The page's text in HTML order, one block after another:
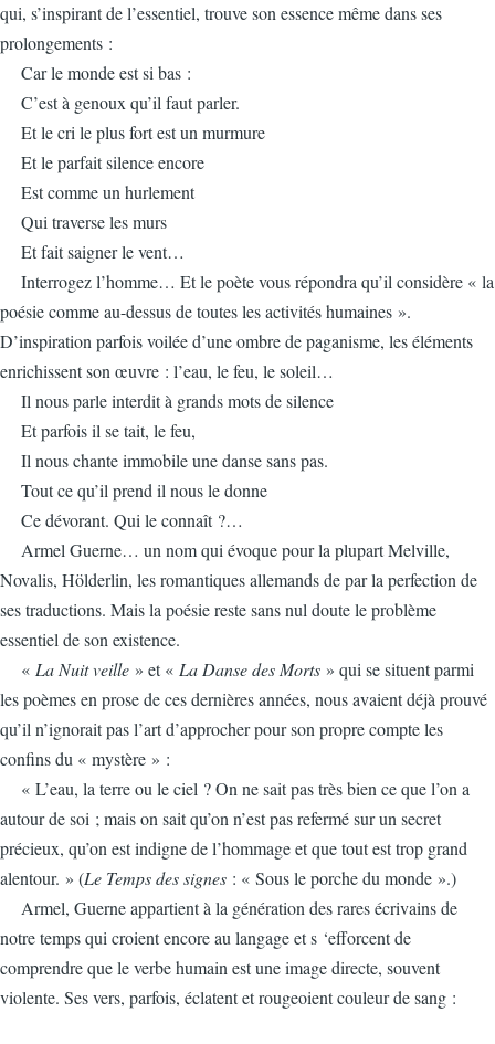
qui, s’inspirant de l’essentiel, trouve son essence même dans ses
prolongements :
Car le monde est si bas :
C’est à genoux qu’il faut parler.
Et le cri le plus fort est un murmure
Et le parfait silence encore
Est comme un hurlement
Qui traverse les murs
Et fait saigner le vent…
Interrogez l’homme… Et le poète vous répondra qu’il considère « la
poésie comme au-dessus de toutes les activités humaines ».
D’inspiration parfois voilée d’une ombre de paganisme, les éléments
enrichissent son œuvre : l’eau, le feu, le soleil…
Il nous parle interdit à grands mots de silence
Et parfois il se tait, le feu,
Il nous chante immobile une danse sans pas.
Tout ce qu’il prend il nous le donne
Ce dévorant. Qui le connaît ?…
Armel Guerne… un nom qui évoque pour la plupart Melville,
Novalis, Hölderlin, les romantiques allemands de par la perfection de
ses traductions. Mais la poésie reste sans nul doute le problème
essentiel de son existence.
« La Nuit veille » et « La Danse des Morts » qui se situent parmi
les poèmes en prose de ces dernières années, nous avaient déjà prouvé
qu’il n’ignorait pas l’art d’approcher pour son propre compte les
confins du « mystère » :
« L’eau, la terre ou le ciel ? On ne sait pas très bien ce que l’on a
autour de soi ; mais on sait qu’on n’est pas refermé sur un secret
précieux, qu’on est indigne de l’hommage et que tout est trop grand
alentour. » (Le Temps des signes : « Sous le porche du monde ».)
Armel, Guerne appartient à la génération des rares écrivains de
notre temps qui croient encore au langage et s ‘efforcent de
comprendre que le verbe humain est une image directe, souvent
violente. Ses vers, parfois, éclatent et rougeoient couleur de sang :